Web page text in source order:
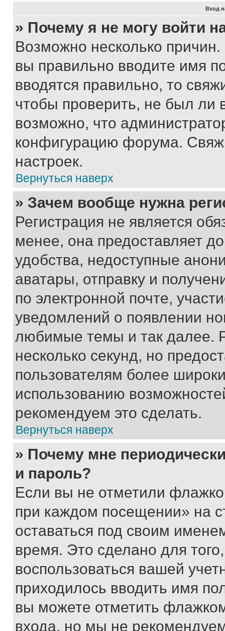
Вход
» Почему я не могу войти
Возможно несколько
вы правильно вводите имя
вводятся правильно, то
чтобы проверить, не был ли
возможно, что
конфигурацию форума.
настроек.
Вернуться наверх
» Зачем вообще нужна
Регистрация не является
менее, она предоставляет
удобства, недоступные
аватары, отправку и
по электронной почте,
уведомлений о появлении
любимые темы и так далее.
несколько секунд, но
пользователям более
использованию
рекомендуем это сделать.
Вернуться наверх
» Почему мне
и пароль?
Если вы не отметили
при каждом посещении» на
оставаться под своим
время. Это сделано для
воспользоваться вашей
приходилось вводить имя
вы можете отметить
входа, но мы не